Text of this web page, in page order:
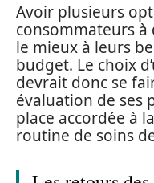
Avoir plusieurs
consommateurs
le mieux à leurs
budget. Le choix
devrait donc se
évaluation de ses
place accordée à
routine de soins